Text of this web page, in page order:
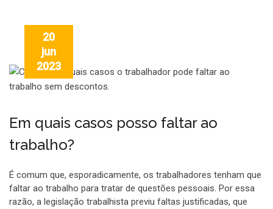
20
jun
2023
Em quais casos posso faltar ao
trabalho?
É comum que, esporadicamente, os trabalhadores tenham que
faltar ao trabalho para tratar de questões pessoais. Por essa
razão, a legislação trabalhista previu faltas justificadas, que